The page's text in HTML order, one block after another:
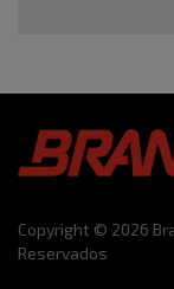
Copyright © 2026
Reservados